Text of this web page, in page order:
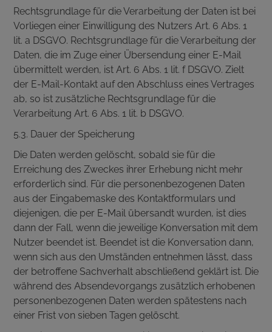
Rechtsgrundlage für die Verarbeitung der Daten ist bei
Vorliegen einer Einwilligung des Nutzers Art. 6 Abs. 1
lit. a DSGVO. Rechtsgrundlage für die Verarbeitung der
Daten, die im Zuge einer Übersendung einer E-Mail
übermittelt werden, ist Art. 6 Abs. 1 lit. f DSGVO. Zielt
der E-Mail-Kontakt auf den Abschluss eines Vertrages
ab, so ist zusätzliche Rechtsgrundlage für die
Verarbeitung Art. 6 Abs. 1 lit. b DSGVO.
5.3. Dauer der Speicherung
Die Daten werden gelöscht, sobald sie für die
Erreichung des Zweckes ihrer Erhebung nicht mehr
erforderlich sind. Für die personenbezogenen Daten
aus der Eingabemaske des Kontaktformulars und
diejenigen, die per E-Mail übersandt wurden, ist dies
dann der Fall, wenn die jeweilige Konversation mit dem
Nutzer beendet ist. Beendet ist die Konversation dann,
wenn sich aus den Umständen entnehmen lässt, dass
der betroffene Sachverhalt abschließend geklärt ist. Die
während des Absendevorgangs zusätzlich erhobenen
personenbezogenen Daten werden spätestens nach
einer Frist von sieben Tagen gelöscht.